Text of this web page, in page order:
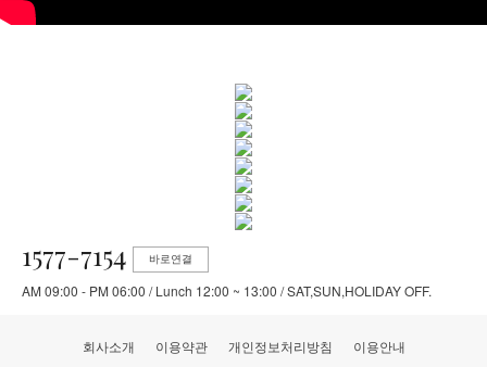
1577-7154 바로연결
AM 09:00 - PM 06:00 / Lunch 12:00 ~ 13:00 / SAT,SUN,HOLIDAY OFF.
회사소개 이용약관 개인정보처리방침 이용안내